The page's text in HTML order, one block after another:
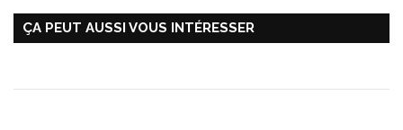
ÇA PEUT AUSSI VOUS INTÉRESSER